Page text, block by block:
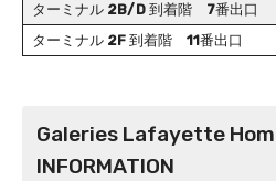
ターミナル 2B/D 到着階 7番出口
ターミナル 2F 到着階 11番出口
Galeries Lafayette
INFORMATION